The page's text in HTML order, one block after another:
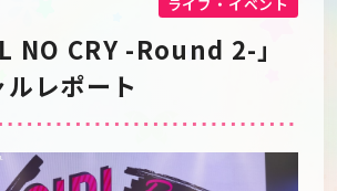
Anime
Media
NO CRY -Round 2-」
レポート